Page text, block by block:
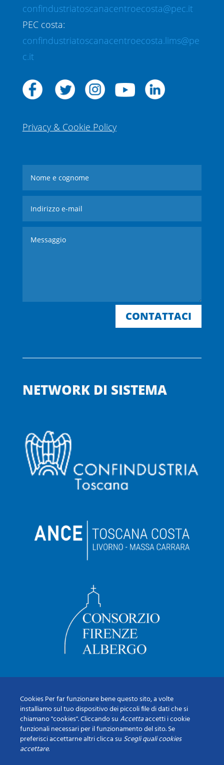
confindustriatoscanacentroecosta@pec.it
PEC costa:
confindustriatoscanacentroecosta.lims@pe
c.it
Privacy & Cookie Policy
CONTATTACI
NETWORK DI SISTEMA
Cookies Per far funzionare bene questo sito, a volte
installiamo sul tuo dispositivo dei piccoli file di dati che si
chiamano "cookies". Cliccando suAccettaaccetti i cookie
funzionali necessari per il funzionamento del sito. Se
preferisci accettarne altri clicca su Scegli quali cookies
accettare.